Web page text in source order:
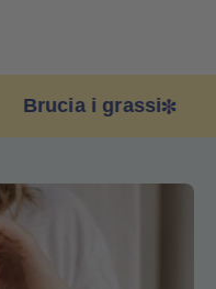
Brucia i grassi